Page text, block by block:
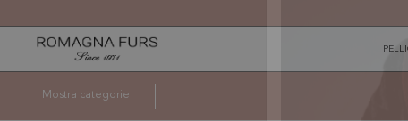
Mostra categorie